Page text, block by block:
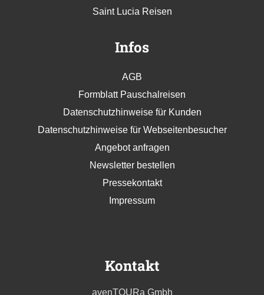
Saint Lucia Reisen
Infos
AGB
Formblatt Pauschalreisen
Datenschutzhinweise für Kunden
Datenschutzhinweise für Webseitenbesucher
Angebot anfragen
Newsletter bestellen
Pressekontakt
Impressum
Kontakt
avenTOURa Gmbh